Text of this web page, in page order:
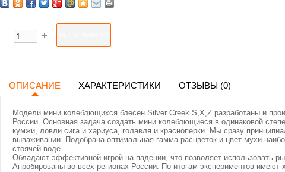
ОПИСАНИЕ ХАРАКТЕРИСТИКИ ОТЗЫВЫ (0)
Модели мини колеблющихся блесен Silver Creek S,X,Z разработаны и
России. Основная задача создать мини колеблющиеся в одинаковой
кумжи, ловли сига и хариуса, голавля и красноперки. Мы сразу
вываживании. Подобрана оптимальная гамма расцветок и цвет мухи
стоячей воде.
Обладают эффективной игрой на падении, что позволяет использовать
Апробированы во всех регионах России. По итогам экспериментов